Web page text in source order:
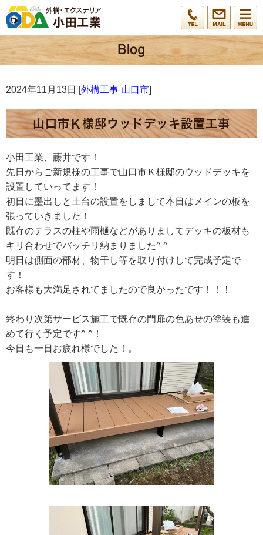
2024年11月13日 [外構工事 山口市]
山口市Ｋ様邸ウッドデッキ設置工事
小田工業、藤井です！
先日からご新規様の工事で山口市Ｋ様邸のウッドデッキを
設置していってます！
初日に墨出しと土台の設置をしまして本日はメインの板を
張っていきました！
既存のテラスの柱や雨樋などがありましてデッキの板材も
キリ合わせでバッチリ納まりました^ ^
明日は側面の部材、物干し等を取り付けして完成予定で
す！
お客様も大満足されてましたので良かったです！！！
終わり次第サービス施工で既存の門扉の色あせの塗装も進
めて行く予定です^ ^！
今日も一日お疲れ様でした！。